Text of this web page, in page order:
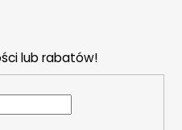
o
l
k
i
lub rabatów!